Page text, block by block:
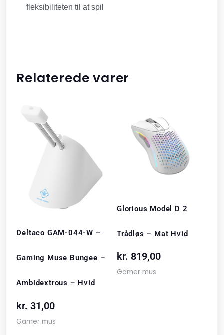
fleksibiliteten til at spil
Relaterede varer
Deltaco GAM-044-W –
Gaming Muse Bungee –
Ambidextrous – Hvid
kr. 31,00
Gamer mus
Glorious Model D 2
Trådløs – Mat Hvid
kr. 819,00
Gamer mus